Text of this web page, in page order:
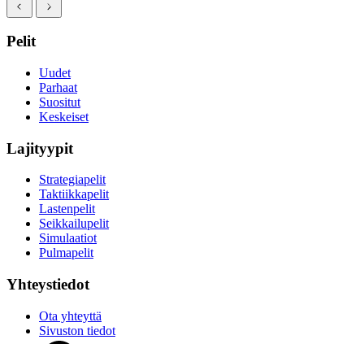
Pelit
Uudet
Parhaat
Suositut
Keskeiset
Lajityypit
Strategiapelit
Taktiikkapelit
Lastenpelit
Seikkailupelit
Simulaatiot
Pulmapelit
Yhteystiedot
Ota yhteyttä
Sivuston tiedot